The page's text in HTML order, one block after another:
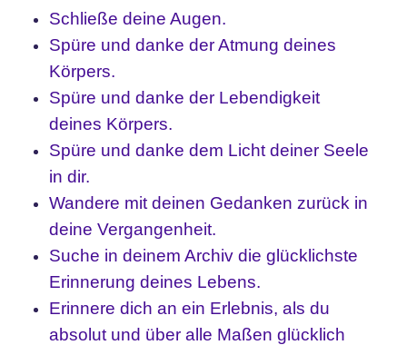
Schließe deine Augen.
Spüre und danke der Atmung deines
Körpers.
Spüre und danke der Lebendigkeit
deines Körpers.
Spüre und danke dem Licht deiner Seele
in dir.
Wandere mit deinen Gedanken zurück in
deine Vergangenheit.
Suche in deinem Archivdie glücklichste
Erinnerung deines Lebens.
Erinnere dich an ein Erlebnis, als du
absolut und über alle Maßen glücklich